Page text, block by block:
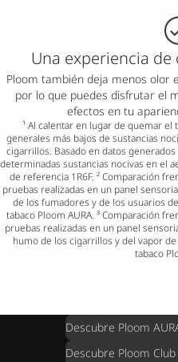
Una experiencia
Ploom también deja menos olor
por lo que puedes disfrutar el
efectos en tu
¹ Al calentar en lugar de quemar el
generales más bajos de sustancias
cigarrillos. Basado en datos
determinadas sustancias nocivas en el
de referencia 1R6F. ² Comparación
pruebas realizadas en un panel
de los fumadores y de los usuarios
tabaco Ploom AURA. ³ Comparación
pruebas realizadas en un panel
humo de los cigarrillos y del vapor
tabaco
Descubre Ploom
Descubre Ploom Club